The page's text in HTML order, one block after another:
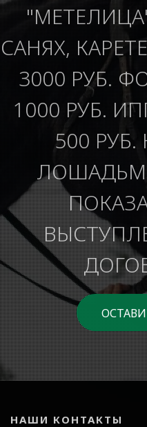
САНЯХ,
3000 РУБ.
1000 РУБ.
500
НАШИ КОНТАКТЫ